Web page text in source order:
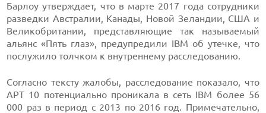
Барлоу утверждает, что в марте 2017 года сотрудники
разведки Австралии, Канады, Новой Зеландии, США и
Великобритании, представляющие так называемый
альянс «Пять глаз», предупредили IBM об утечке, что
послужило толчком к внутреннему расследованию.
Согласно тексту жалобы, расследование показало, что
APT 10 потенциально проникала в сеть IBM более 56
000 раз в период с 2013 по 2016 год. Примечательно,